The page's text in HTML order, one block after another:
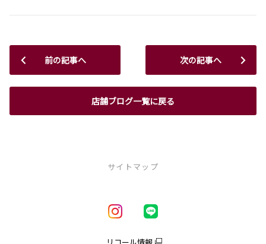
前の記事へ
店舗ブログ一覧に戻る
次の記事へ
サイトマップ